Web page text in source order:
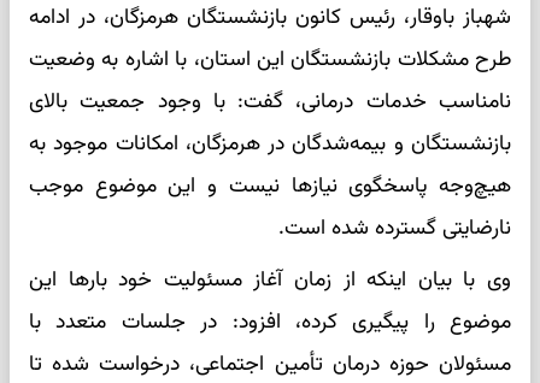
شهباز باوقار، رئیس کانون بازنشستگان هرمزگان، در ادامه
طرح مشکلات بازنشستگان این استان، با اشاره به وضعیت
نامناسب خدمات درمانی، گفت: با وجود جمعیت بالای
بازنشستگان و بیمه‌شدگان در هرمزگان، امکانات موجود به
هیچ‌وجه پاسخگوی نیازها نیست و این موضوع موجب
نارضایتی گسترده شده است.
وی با بیان اینکه از زمان آغاز مسئولیت خود بارها این
موضوع را پیگیری کرده، افزود: در جلسات متعدد با
مسئولان حوزه درمان تأمین اجتماعی، درخواست شده تا